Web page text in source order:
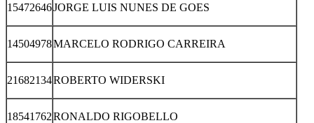
15472646JORGE LUIS NUNES DE GOES
14504978MARCELO RODRIGO CARREIRA
21682134ROBERTO WIDERSKI
18541762RONALDO RIGOBELLO